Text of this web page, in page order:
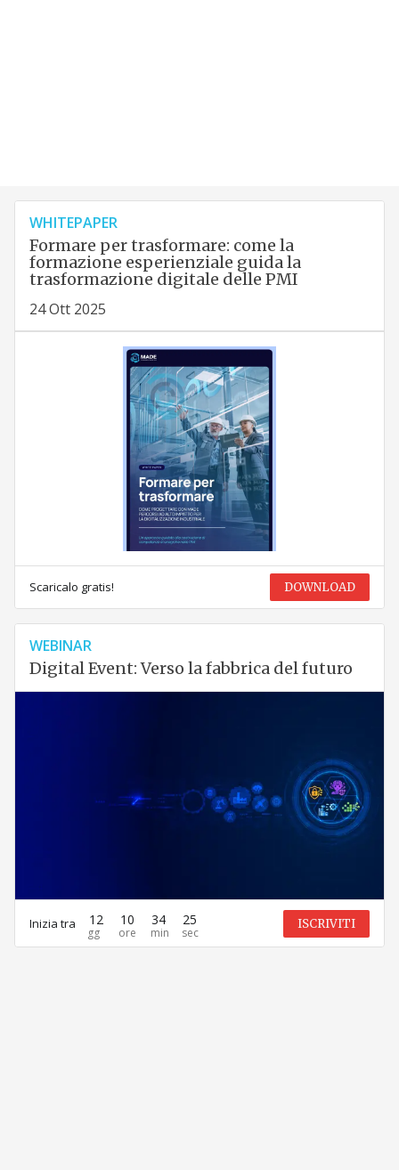
WHITEPAPER
Formare per trasformare: come la
formazione esperienziale guida la
trasformazione digitale delle PMI
24 Ott 2025
Scaricalo gratis! DOWNLOAD
WEBINAR
Digital Event: Verso la fabbrica del futuro
Inizia tra 12 10 34 25 ISCRIVITI